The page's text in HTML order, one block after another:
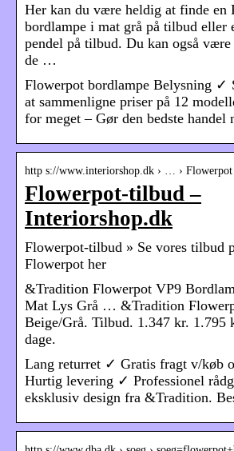
Her kan du være heldig at finde en
bordlampe i mat grå på tilbud eller
pendel på tilbud. Du kan også
de …
Flowerpot bordlampe Belysning ✓
at sammenligne priser på 12
for meget – Gør den bedste handel
http s://www.interiorshop.dk › … ›
Flowerpot-tilbud –
Interiorshop.dk
Flowerpot-tilbud » Se vores tilbud
Flowerpot her
&Tradition Flowerpot VP9
Mat Lys Grå … &Tradition
Beige/Grå. Tilbud. 1.347 kr. 1.795
dage.
Lang returret ✓ Gratis fragt v/køb
Hurtig levering ✓ Professionel
eksklusiv design fra &Tradition.